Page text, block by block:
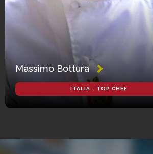
Massimo Bottura
ITALIA - TOP CHEF